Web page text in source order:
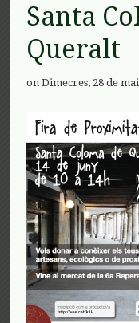
Santa
Queralt
on Dimecres, 28 de